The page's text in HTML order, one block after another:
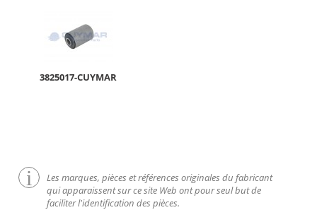
3825017-CUYMAR
Les marques, pièces et références originales du fabricant
qui apparaissent sur ce site Web ont pour seul but de
faciliter l'identification des pièces.